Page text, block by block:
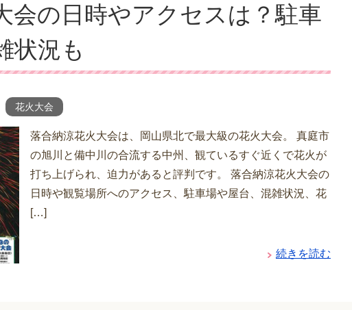
会の日時やアクセスは？駐車
状況も
花火大会
落合納涼花火大会は、岡山県北で最大級の花火大会。 真庭市
の旭川と備中川の合流する中州、観ているすぐ近くで花火が
打ち上げられ、迫力があると評判です。 落合納涼花火大会の
日時や観覧場所へのアクセス、駐車場や屋台、混雑状況、花
[…]
続きを読む